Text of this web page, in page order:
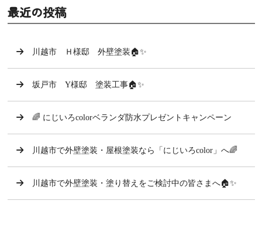
最近の投稿
川越市 Ｈ様邸 外壁塗装🏠✨
坂戸市 Y様邸 塗装工事🏠✨
🌈 にじいろcolorベランダ防水プレゼントキャンペーン
川越市で外壁塗装・屋根塗装なら「にじいろcolor」へ🌈
川越市で外壁塗装・塗り替えをご検討中の皆さまへ🏠✨